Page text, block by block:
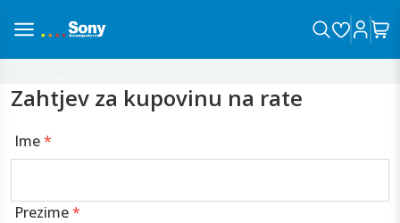
Zahtjev za kupovinu na rate
Ime*
Prezime*